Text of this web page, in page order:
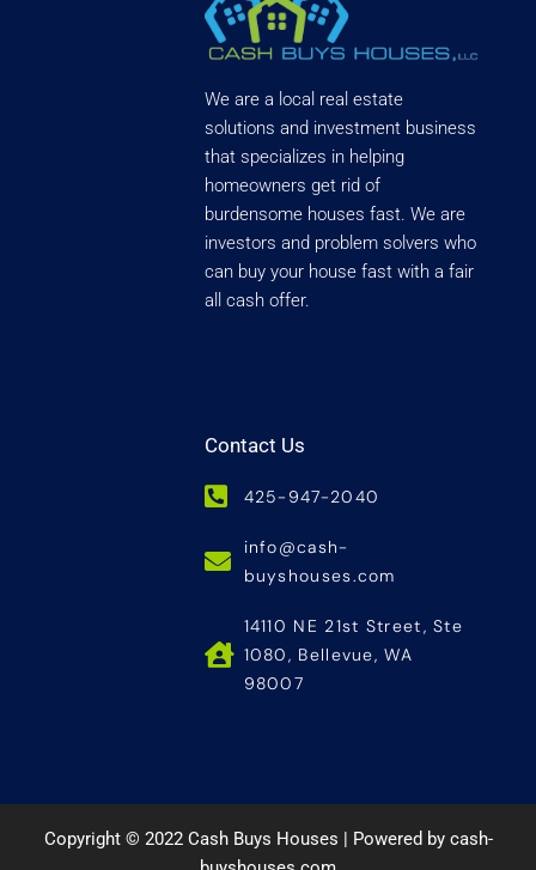
We are a local real estate
solutions and investment business
that specializes in helping
homeowners get rid of
burdensome houses fast. We are
investors and problem solvers who
can buy your house fast with a fair
all cash offer.
Contact Us
425-947-2040
info@cash-
buyshouses.com
14110 NE 21st Street, Ste
1080, Bellevue, WA
98007
Copyright © 2022 Cash Buys Houses | Powered by cash-